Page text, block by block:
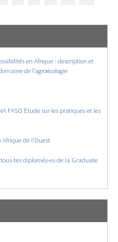
en Afrique : description et
de l’agroécologie
FASO Étude sur les pratiques et les
de l’Ouest
tes diplomés-es de la Graduate